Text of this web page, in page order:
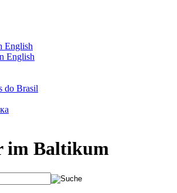
English
English
do Brasil
im Baltikum